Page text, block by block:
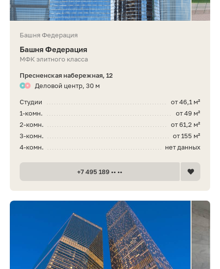
Башня Федерация
Башня Федерация
МФК элитного класса
Пресненская набережная, 12
Деловой центр, 30 м
от 46,1 м²
Студии
от 49 м²
1-комн.
от 61,2 м²
2-комн.
от 155 м²
3-комн.
нет данных
4-комн.
+7 495 189 •• ••